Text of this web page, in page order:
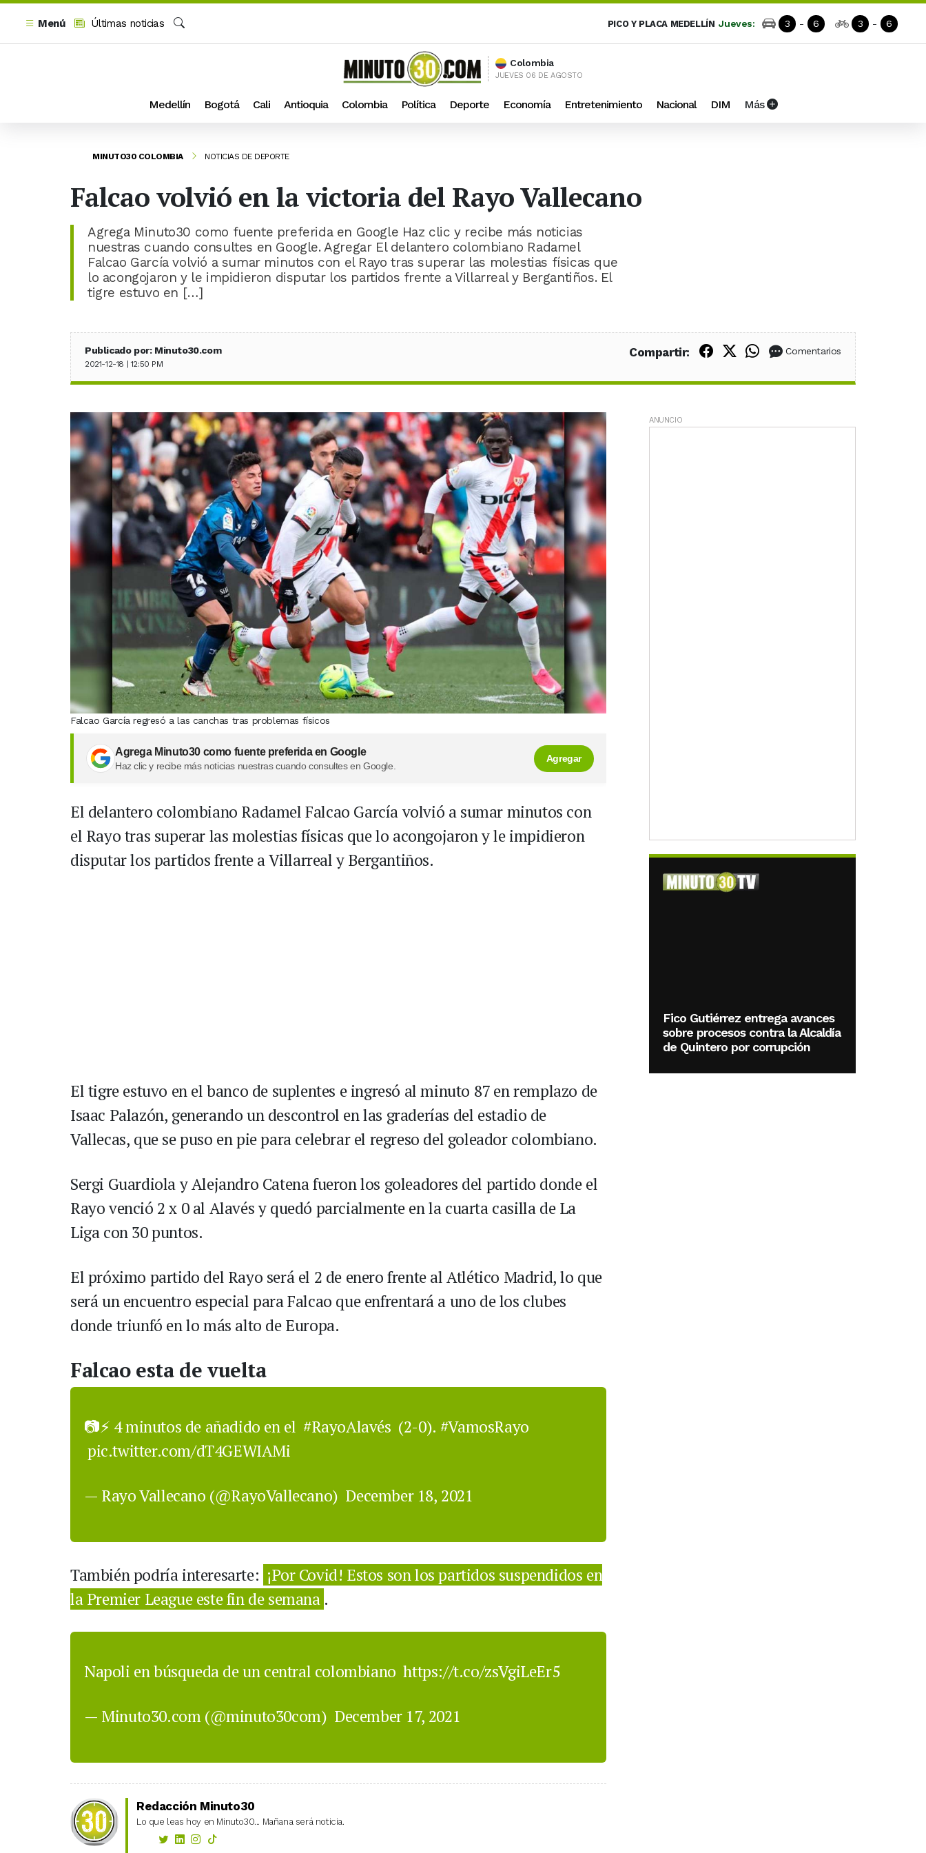
Menú
Últimas noticias
PICO Y PLACA MEDELLÍN Jueves: 3 - 6 3 - 6
Colombia
JUEVES 06 DE AGOSTO
Medellín Bogotá Cali Antioquia Colombia Política Deporte Economía Entretenimiento Nacional DIM Más
MINUTO30 COLOMBIA NOTICIAS DE DEPORTE
Falcao volvió en la victoria del Rayo Vallecano
Agrega Minuto30 como fuente preferida en Google Haz clic y recibe más noticias
nuestras cuando consultes en Google. Agregar El delantero colombiano Radamel
Falcao García volvió a sumar minutos con el Rayo tras superar las molestias físicas que
lo acongojaron y le impidieron disputar los partidos frente a Villarreal y Bergantiños. El
tigre estuvo en […]
Publicado por: Minuto30.com
2021-12-18 | 12:50 PM
Compartir: Compartir en Facebook
Compartir en X (Twitter)
Compartir en WhatsApp
Comentarios
Falcao García regresó a las canchas tras problemas físicos
Agrega Minuto30 como fuente preferida en Google
Haz clic y recibe más noticias nuestras cuando consultes en Google.
Agregar
El delantero colombiano Radamel Falcao García volvió a sumar minutos con
el Rayo tras superar las molestias físicas que lo acongojaron y le impidieron
disputar los partidos frente a Villarreal y Bergantiños.
El tigre estuvo en el banco de suplentes e ingresó al minuto 87 en remplazo de
Isaac Palazón, generando un descontrol en las graderías del estadio de
Vallecas, que se puso en pie para celebrar el regreso del goleador colombiano.
Sergi Guardiola y Alejandro Catena fueron los goleadores del partido donde el
Rayo venció 2 x 0 al Alavés y quedó parcialmente en la cuarta casilla de La
Liga con 30 puntos.
El próximo partido del Rayo será el 2 de enero frente al Atlético Madrid, lo que
será un encuentro especial para Falcao que enfrentará a uno de los clubes
donde triunfó en lo más alto de Europa.
Falcao esta de vuelta
📷⚡️ 4 minutos de añadido en el #RayoAlavés (2-0). #VamosRayo
pic.twitter.com/dT4GEWIAMi
— Rayo Vallecano (@RayoVallecano) December 18, 2021
También podría interesarte: ¡Por Covid! Estos son los partidos suspendidos en
la Premier League este fin de semana .
Napoli en búsqueda de un central colombiano https://t.co/zsVgiLeEr5
— Minuto30.com (@minuto30com) December 17, 2021
Redacción Minuto30
Lo que leas hoy en Minuto30... Mañana será noticia.
ANUNCIO
Fico Gutiérrez entrega avances
sobre procesos contra la Alcaldía
de Quintero por corrupción